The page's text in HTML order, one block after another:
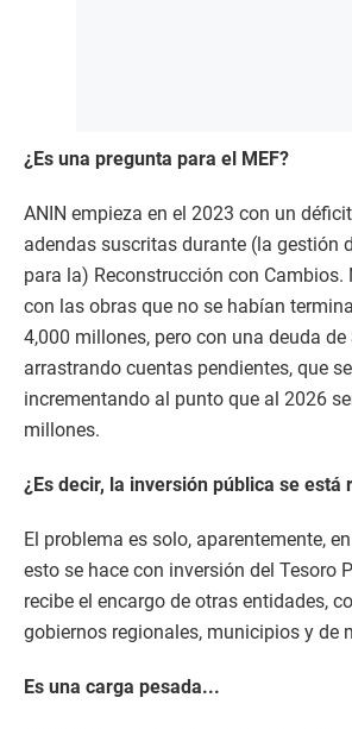
¿Es una pregunta para el MEF?
ANIN empieza en el 2023 con un
adendas suscritas durante (la gestión
para la) Reconstrucción con Cambios.
con las obras que no se habían
4,000 millones, pero con una deuda
arrastrando cuentas pendientes, que
incrementando al punto que al 2026
millones.
¿Es decir, la inversión pública se está
El problema es solo, aparentemente,
esto se hace con inversión del Tesoro
recibe el encargo de otras entidades,
gobiernos regionales, municipios y de
Es una carga pesada...